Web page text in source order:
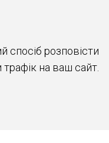
спосіб розповісти
трафік на ваш сайт.